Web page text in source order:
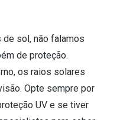
sol, não falamos
de proteção.
os raios solares
Opte sempre por
UV e se tiver